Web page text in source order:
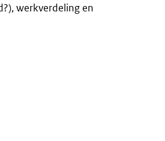
werkverdeling en